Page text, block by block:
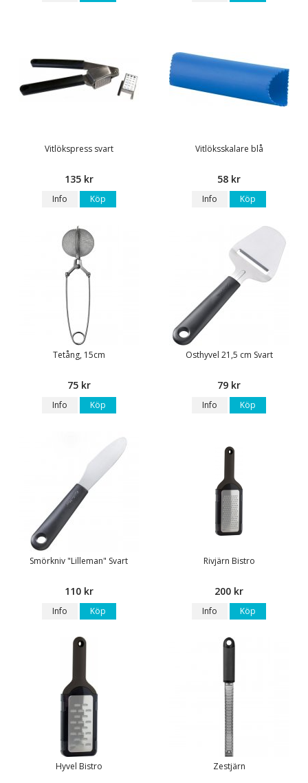
Vitlökspress svart
135 kr
Info Köp
Vitlöksskalare blå
58 kr
Info Köp
Tetång, 15cm
75 kr
Info Köp
Osthyvel 21,5 cm Svart
79 kr
Info Köp
Smörkniv "Lilleman" Svart
110 kr
Info Köp
Rivjärn Bistro
200 kr
Info Köp
Hyvel Bistro Zestjärn